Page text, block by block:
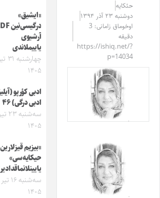
حئکایه
دوشنبه ۲۳ آذر ۱۳۹۴
اوخوماق زامانی: 3
دقیقه
https://ishiq.net/?
p=14034
«ایشیق»
درگیسی‌نین PDF
آرشیوی
یاییملاندی
چهارشنبه ۳۱ تیر
۱۴۰۵
ادبی کؤرپو (آیلیق
ادبی درگی) ۴۶
سه‌شنبه ۲۳ تیر
۱۴۰۵
«بیزیم قیزلارین
حیکایه‌سی»
یایینلانماقدادیر!
سه‌شنبه ۱۶ تیر
۱۴۰۵